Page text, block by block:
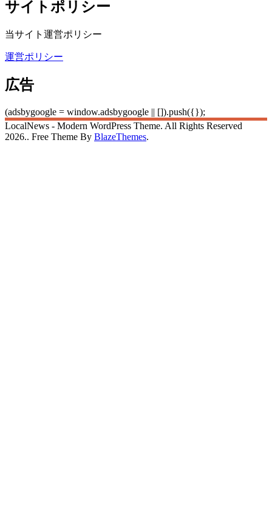
サイトポリシー
当サイト運営ポリシー
運営ポリシー
広告
(adsbygoogle = window.adsbygoogle || []).push({});
LocalNews - Modern WordPress Theme. All Rights Reserved
2026.. Free Theme By BlazeThemes.